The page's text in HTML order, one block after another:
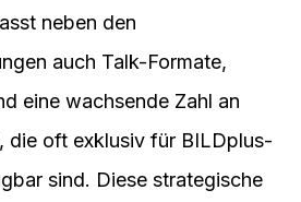
neben den
auch Talk-Formate,
eine wachsende Zahl an
die oft exklusiv für BILDplus-
sind. Diese strategische